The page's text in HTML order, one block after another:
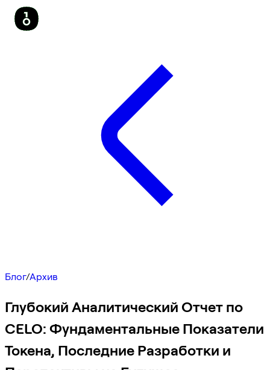
Блог/Архив
Глубокий Аналитический Отчет по
CELO: Фундаментальные Показатели
Токена, Последние Разработки и